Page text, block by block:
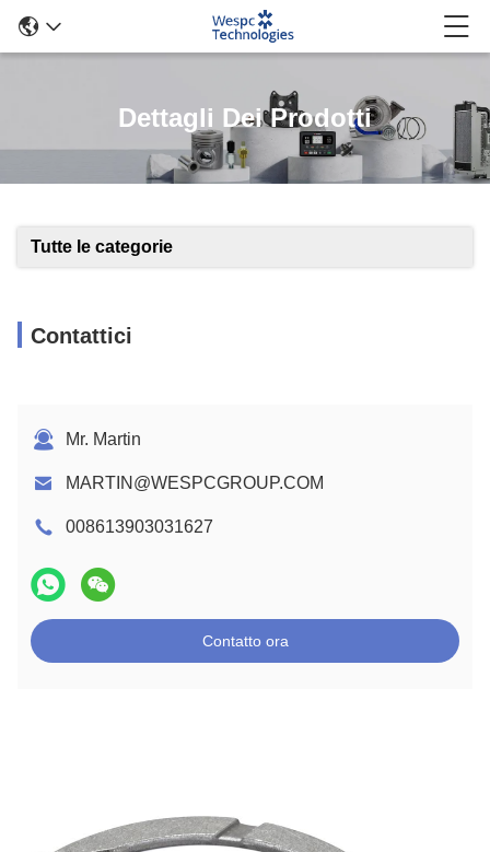
Dettagli Dei Prodotti
Tutte le categorie
Contattici
Mr. Martin
MARTIN@WESPCGROUP.COM
008613903031627
Contatto ora